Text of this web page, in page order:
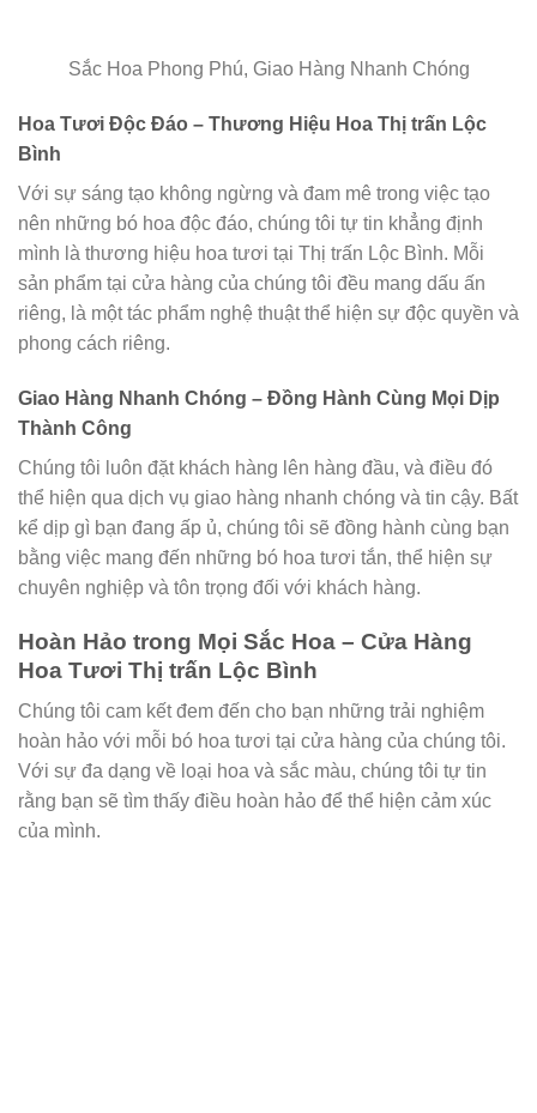
Sắc Hoa Phong Phú, Giao Hàng Nhanh Chóng
Hoa Tươi Độc Đáo – Thương Hiệu Hoa Thị trấn Lộc
Bình
Với sự sáng tạo không ngừng và đam mê trong việc tạo
nên những bó hoa độc đáo, chúng tôi tự tin khẳng định
mình là thương hiệu hoa tươi tại Thị trấn Lộc Bình. Mỗi
sản phẩm tại cửa hàng của chúng tôi đều mang dấu ấn
riêng, là một tác phẩm nghệ thuật thể hiện sự độc quyền và
phong cách riêng.
Giao Hàng Nhanh Chóng – Đồng Hành Cùng Mọi Dịp
Thành Công
Chúng tôi luôn đặt khách hàng lên hàng đầu, và điều đó
thể hiện qua dịch vụ giao hàng nhanh chóng và tin cậy. Bất
kể dịp gì bạn đang ấp ủ, chúng tôi sẽ đồng hành cùng bạn
bằng việc mang đến những bó hoa tươi tắn, thể hiện sự
chuyên nghiệp và tôn trọng đối với khách hàng.
Hoàn Hảo trong Mọi Sắc Hoa – Cửa Hàng
Hoa Tươi Thị trấn Lộc Bình
Chúng tôi cam kết đem đến cho bạn những trải nghiệm
hoàn hảo với mỗi bó hoa tươi tại cửa hàng của chúng tôi.
Với sự đa dạng về loại hoa và sắc màu, chúng tôi tự tin
rằng bạn sẽ tìm thấy điều hoàn hảo để thể hiện cảm xúc
của mình.